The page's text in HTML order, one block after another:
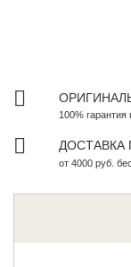
100% гарантия
ДОСТАВКА
от 4000 руб.